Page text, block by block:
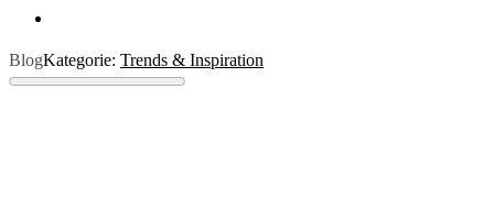
BlogKategorie: Trends & Inspiration